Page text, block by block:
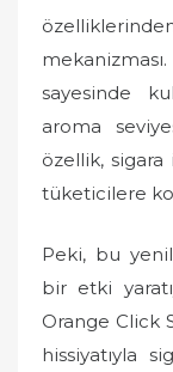
sayesinde
aroma
özellik,
tüketicilere
Peki, bu
bir etki
Orange Click
hissiyatıyla